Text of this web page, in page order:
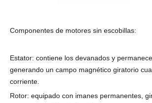
Componentes de motores sin escobillas:
Estator: contiene los devanados y
generando un campo magnético giratorio
corriente.
Rotor: equipado con imanes permanentes,